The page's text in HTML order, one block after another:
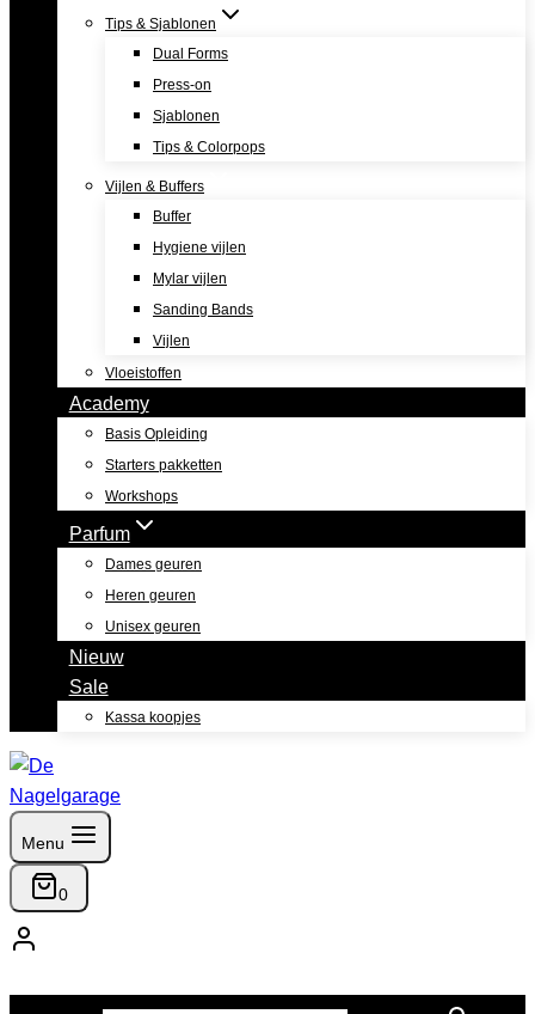
Tips & Sjablonen
Dual Forms
Press-on
Sjablonen
Tips & Colorpops
Vijlen & Buffers
Buffer
Hygiene vijlen
Mylar vijlen
Sanding Bands
Vijlen
Vloeistoffen
Academy
Basis Opleiding
Starters pakketten
Workshops
Parfum
Dames geuren
Heren geuren
Unisex geuren
Nieuw
Sale
Kassa koopjes
Menu
0